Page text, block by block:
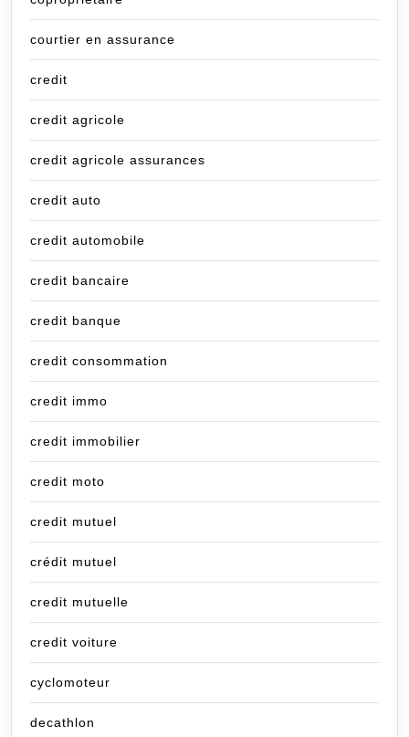
courtier en assurance
credit
credit agricole
credit agricole assurances
credit auto
credit automobile
credit bancaire
credit banque
credit consommation
credit immo
credit immobilier
credit moto
credit mutuel
crédit mutuel
credit mutuelle
credit voiture
cyclomoteur
decathlon